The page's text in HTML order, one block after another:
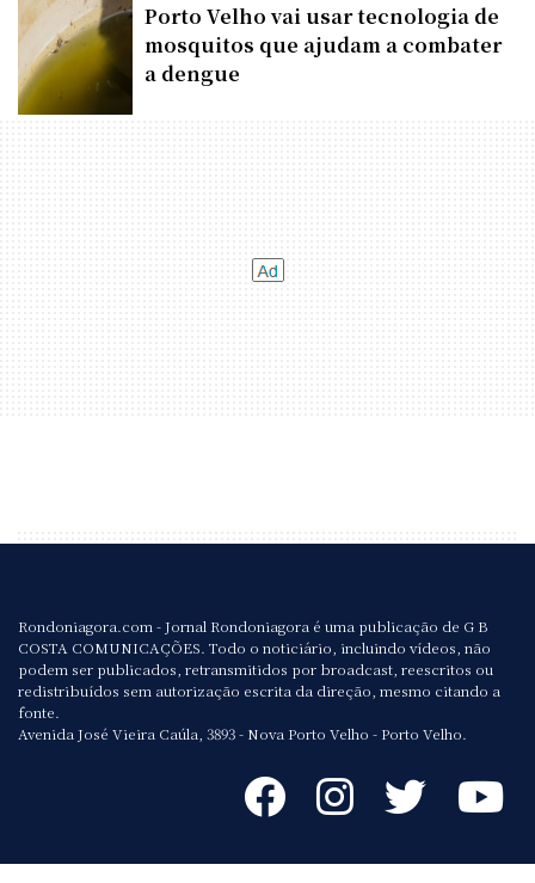
Porto Velho vai usar tecnologia de
mosquitos que ajudam a combater
a dengue
Rondoniagora.com - Jornal Rondoniagora é uma publicação de G B
COSTA COMUNICAÇÕES. Todo o noticiário, incluindo vídeos, não
podem ser publicados, retransmitidos por broadcast, reescritos ou
redistribuídos sem autorização escrita da direção, mesmo citando a
fonte.
Avenida José Vieira Caúla, 3893 - Nova Porto Velho - Porto Velho.